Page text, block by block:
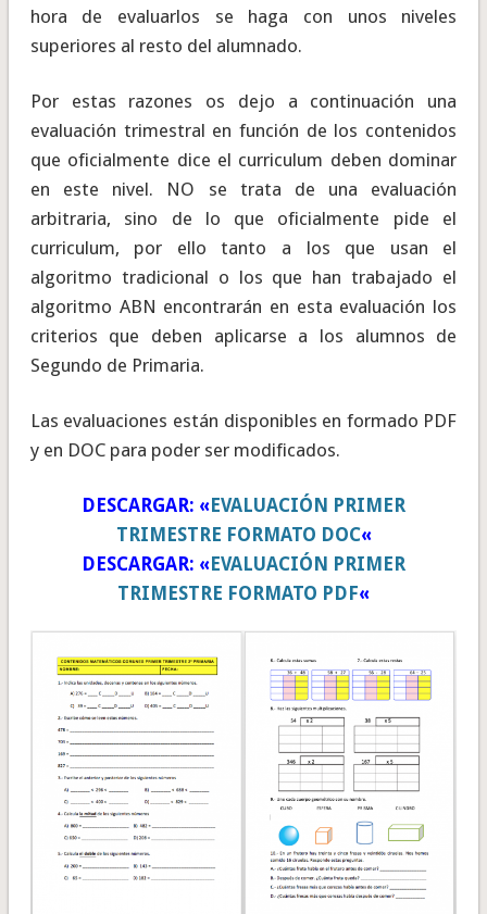
hora de evaluarlos se haga con unos niveles
superiores al resto del alumnado.
Por estas razones os dejo a continuación una
evaluación trimestral en función de los contenidos
que oficialmente dice el curriculum deben dominar
en este nivel. NO se trata de una evaluación
arbitraria, sino de lo que oficialmente pide el
curriculum, por ello tanto a los que usan el
algoritmo tradicional o los que han trabajado el
algoritmo ABN encontrarán en esta evaluación los
criterios que deben aplicarse a los alumnos de
Segundo de Primaria.
Las evaluaciones están disponibles en formado PDF
y en DOC para poder ser modificados.
DESCARGAR: « EVALUACIÓN PRIMER
TRIMESTRE FORMATO DOC«
DESCARGAR: « EVALUACIÓN PRIMER
TRIMESTRE FORMATO PDF«